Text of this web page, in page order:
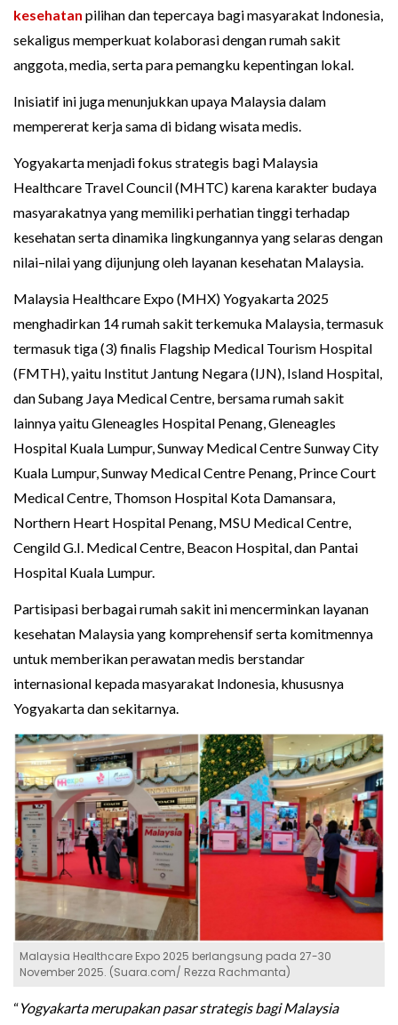
kesehatan pilihan dan tepercaya bagi masyarakat Indonesia,
sekaligus memperkuat kolaborasi dengan rumah sakit
anggota, media, serta para pemangku kepentingan lokal.
Inisiatif ini juga menunjukkan upaya Malaysia dalam
mempererat kerja sama di bidang wisata medis.
Yogyakarta menjadi fokus strategis bagi Malaysia
Healthcare Travel Council (MHTC) karena karakter budaya
masyarakatnya yang memiliki perhatian tinggi terhadap
kesehatan serta dinamika lingkungannya yang selaras dengan
nilai–nilai yang dijunjung oleh layanan kesehatan Malaysia.
Malaysia Healthcare Expo (MHX) Yogyakarta 2025
menghadirkan 14 rumah sakit terkemuka Malaysia, termasuk
termasuk tiga (3) finalis Flagship Medical Tourism Hospital
(FMTH), yaitu Institut Jantung Negara (IJN), Island Hospital,
dan Subang Jaya Medical Centre, bersama rumah sakit
lainnya yaitu Gleneagles Hospital Penang, Gleneagles
Hospital Kuala Lumpur, Sunway Medical Centre Sunway City
Kuala Lumpur, Sunway Medical Centre Penang, Prince Court
Medical Centre, Thomson Hospital Kota Damansara,
Northern Heart Hospital Penang, MSU Medical Centre,
Cengild G.I. Medical Centre, Beacon Hospital, dan Pantai
Hospital Kuala Lumpur.
Partisipasi berbagai rumah sakit ini mencerminkan layanan
kesehatan Malaysia yang komprehensif serta komitmennya
untuk memberikan perawatan medis berstandar
internasional kepada masyarakat Indonesia, khususnya
Yogyakarta dan sekitarnya.
Malaysia Healthcare Expo 2025 berlangsung pada 27-30
November 2025. (Suara.com/ Rezza Rachmanta)
“Yogyakarta merupakan pasar strategis bagi Malaysia